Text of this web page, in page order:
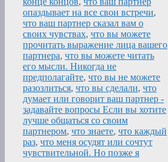
опаздывает на все свои встречи,
что ваш партнер сказал вам о
своих чувствах, что вы можете
прочитать выражение лица вашего
партнера, что вы можете читать
его мысли. Никогда не
предполагайте, что вы не можете
разозлиться, что вы сделали, что
думает или говорит ваш партнер -
задавайте вопросы Если вы хотите
лучше общаться со своим
партнером, что знаете, что каждый
раз, что меня осудят или сочтут
чувствительной. Но позже я